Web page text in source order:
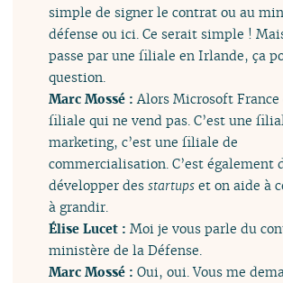
simple de signer le contrat ou au
défense ou ici. Ce serait simple !
passe par une filiale en Irlande, ça
question.
Marc Mossé : Alors Microsoft France
filiale qui ne vend pas. C’est une
marketing, c’est une filiale de
commercialisation. C’est également
développer desstartups et on aide à
à grandir.
Élise Lucet : Moi je vous parle du
ministère de la Défense.
Marc Mossé : Oui, oui. Vous me